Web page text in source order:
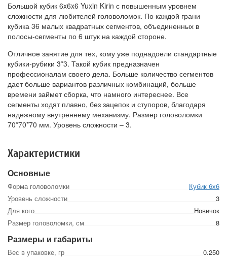
Большой кубик 6x6x6 Yuxin Kirin с повышенным уровнем
сложности для любителей головоломок. По каждой грани
кубика 36 малых квадратных сегментов, объединенных в
полосы-сегменты по 6 штук на каждой стороне.
Отличное занятие для тех, кому уже поднадоели стандартные
кубики-рубики 3*3. Такой кубик предназначен
профессионалам своего дела. Больше количество сегментов
дает больше вариантов различных комбинаций, больше
времени займет сборка, что намного интереснее. Все
сегменты ходят плавно, без зацепок и ступоров, благодаря
надежному внутреннему механизму. Размер головоломки
70*70*70 мм. Уровень сложности – 3.
Характеристики
Основные
Форма головоломки
Кубик 6х6
Уровень сложности
3
Для кого
Новичок
Размер головоломки, см
8
Размеры и габариты
Вес в упаковке, гр 0.250